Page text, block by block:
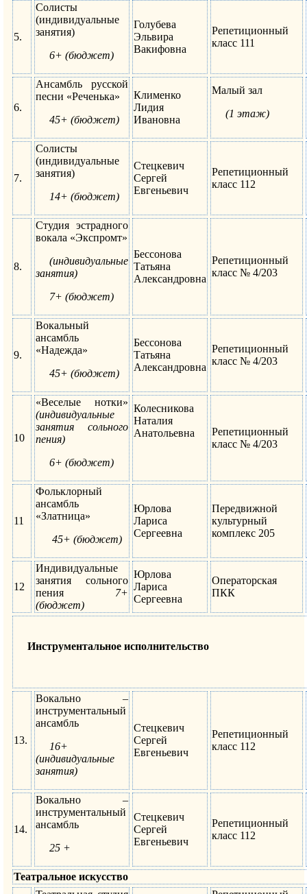
5.
Солисты
(индивидуальные
занятия)
6+ (бюджет)
Голубева
Эльвира
Вакифовна
Репетиционный
класс 111
6.
Ансамбль русской
песни «Реченька»
45+ (бюджет)
Клименко
Лидия
Ивановна
Малый зал
(1 этаж)
7.
Солисты
(индивидуальные
занятия)
14+ (бюджет)
Стецкевич
Сергей
Евгеньевич
Репетиционный
класс 112
8.
Студия эстрадного
вокала «Экспромт»
(индивидуальные
занятия)
7+ (бюджет)
Бессонова
Татьяна
Александровна
Репетиционный
класс № 4/203
9.
Вокальный
ансамбль
«Надежда»
45+ (бюджет)
Бессонова
Татьяна
Александровна
Репетиционный
класс № 4/203
10
«Веселые нотки»
(индивидуальные
занятия сольного
пения)
6+ (бюджет)
Колесникова
Наталия
Анатольевна
Репетиционный
класс № 4/203
11
Фольклорный
ансамбль
«Златница»
45+ (бюджет)
Юрлова
Лариса
Сергеевна
Передвижной
культурный
комплекс 205
12
Индивидуальные
занятия сольного
пения 7+
(бюджет)
Юрлова
Лариса
Сергеевна
Операторская
ПКК
Инструментальное исполнительство
13.
Вокально –
инструментальный
ансамбль
16+
(индивидуальные
занятия)
Стецкевич
Сергей
Евгеньевич
Репетиционный
класс 112
14.
Вокально –
инструментальный
ансамбль
25 +
Стецкевич
Сергей
Евгеньевич
Репетиционный
класс 112
Театральное искусство